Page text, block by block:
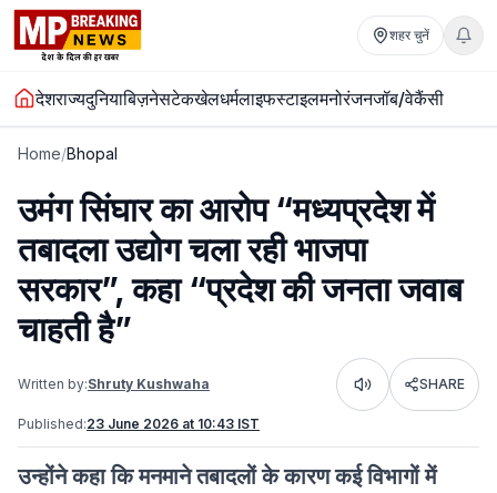
शहर चुनें
देशराज्यदुनियाबिज़नेसटेकखेलधर्मलाइफस्टाइलमनोरंजनजॉब/वेकैंसी
Home/Bhopal
उमंग सिंघार का आरोप “मध्यप्रदेश में
तबादला उद्योग चला रही भाजपा
सरकार”, कहा “प्रदेश की जनता जवाब
चाहती है”
Written by:Shruty Kushwaha Listen SHARE
Published:23 June 2026 at 10:43 IST
उन्होंने कहा कि मनमाने तबादलों के कारण कई विभागों में